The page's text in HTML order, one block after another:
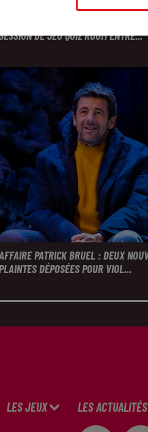
DE JEU QUIZ ROOM ENTRE...
PATRICK BRUEL : DEUX
DÉPOSÉES POUR VIOL...
LES JEUX LES ACTUALITÉS